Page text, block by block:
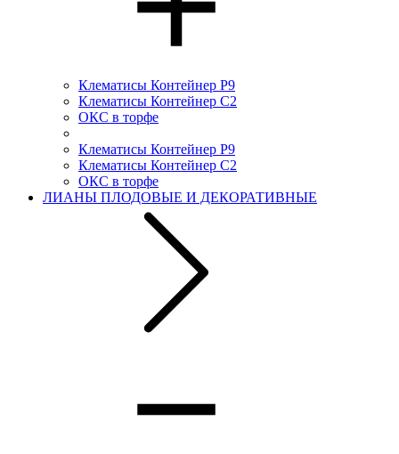
Клематисы Контейнер Р9
Клематисы Контейнер С2
ОКС в торфе
Клематисы Контейнер Р9
Клематисы Контейнер С2
ОКС в торфе
ЛИАНЫ ПЛОДОВЫЕ И ДЕКОРАТИВНЫЕ